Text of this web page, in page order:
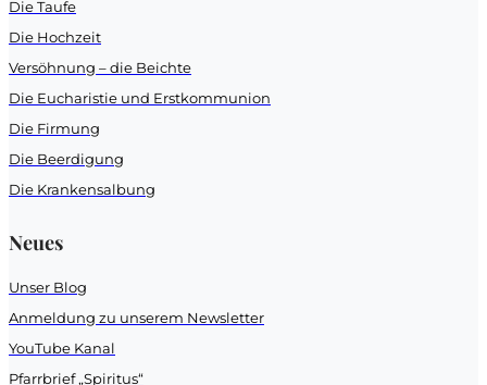
Die Taufe
Die Hochzeit
Versöhnung – die Beichte
Die Eucharistie und Erstkommunion
Die Firmung
Die Beerdigung
Die Krankensalbung
Neues
Unser Blog
Anmeldung zu unserem Newsletter
YouTube Kanal
Pfarrbrief „Spiritus“